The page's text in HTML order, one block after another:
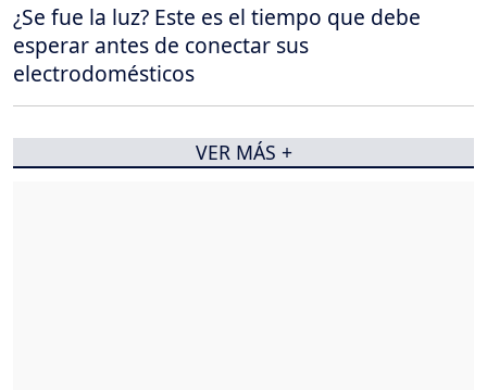
¿Se fue la luz? Este es el tiempo que debe
esperar antes de conectar sus
electrodomésticos
VER MÁS +